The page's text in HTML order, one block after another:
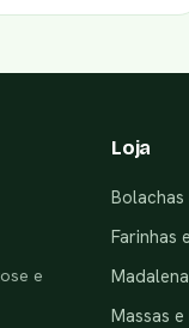
e
Loja
Bolachas
Farinhas
Massas e